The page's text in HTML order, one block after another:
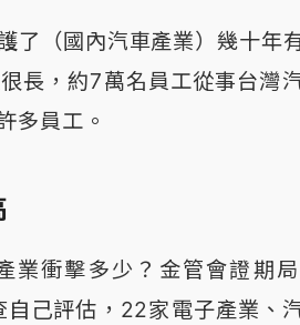
了（國內汽車產業）幾十年
長，約7萬名員工從事台灣
多員工。
業衝擊多少？金管會證期
己評估，22家電子產業、